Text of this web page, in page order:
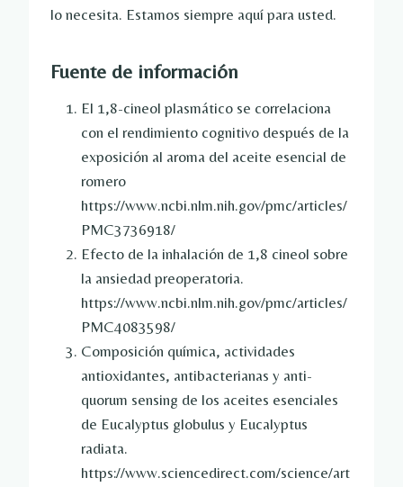
lo necesita. Estamos siempre aquí para usted.
Fuente de información
El 1,8-cineol plasmático se correlaciona
con el rendimiento cognitivo después de la
exposición al aroma del aceite esencial de
romero
https://www.ncbi.nlm.nih.gov/pmc/articles/
PMC3736918/
Efecto de la inhalación de 1,8 cineol sobre
la ansiedad preoperatoria.
https://www.ncbi.nlm.nih.gov/pmc/articles/
PMC4083598/
Composición química, actividades
antioxidantes, antibacterianas y anti-
quorum sensing de los aceites esenciales
de Eucalyptus globulus y Eucalyptus
radiata.
https://www.sciencedirect.com/science/art